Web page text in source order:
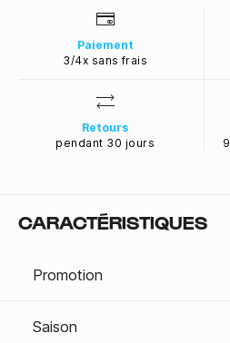
Paiement
3/4x sans frais
Retours
pendant 30 jours
CARACTÉRISTIQUES
Promotion
Saison